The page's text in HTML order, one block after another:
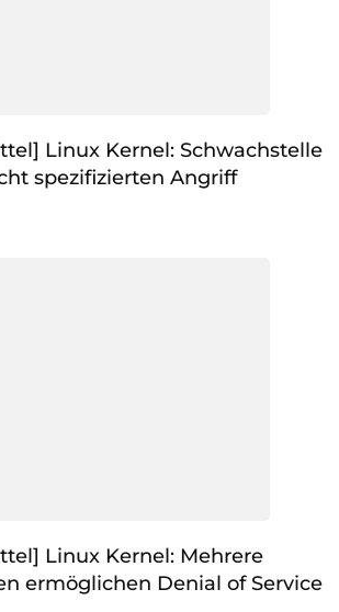
Linux Kernel: Schwachstelle
spezifizierten Angriff
Linux Kernel: Mehrere
ermöglichen Denial of Service